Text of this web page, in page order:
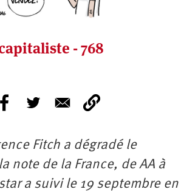
- 768
Fitch a dégradé le
note de la France, de AA à
a suivi le 19 septembre en